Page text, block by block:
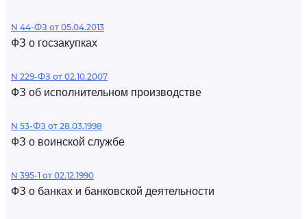
N 44-ФЗ от 05.04.2013
ФЗ о госзакупках
N 229-ФЗ от 02.10.2007
ФЗ об исполнительном производстве
N 53-ФЗ от 28.03.1998
ФЗ о воинской службе
N 395-1 от 02.12.1990
ФЗ о банках и банковской деятельности